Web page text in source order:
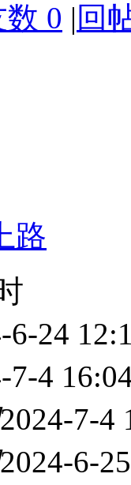
0 | 回
路
6-24
7-4
2024-7-4
2024-6-